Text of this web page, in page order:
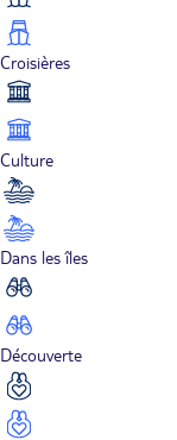
Croisières
Culture
Dans les îles
Découverte